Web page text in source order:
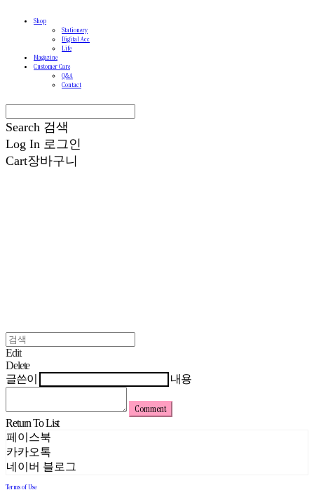
Shop
Stationery
Digital Acc
Life
Magazine
Customer Care
Q&A
Contact
Search 검색
Log In 로그인
Cart장바구니
Edit
Delete
글쓴이
내용
Comment
Return To List
페이스북
카카오톡
네이버 블로그
Terms of Use